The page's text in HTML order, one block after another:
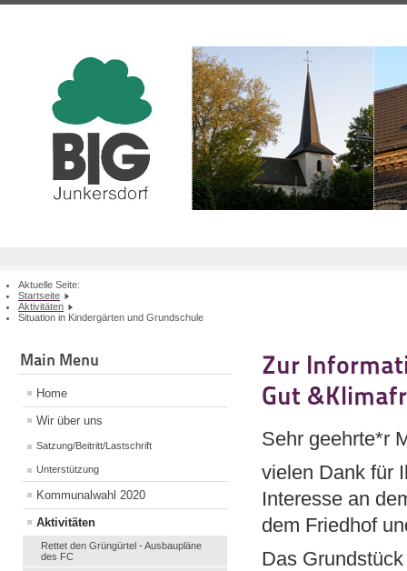
Aktuelle Seite:
Startseite
Aktivitäten
Situation in Kindergärten und Grundschule
Main Menu
Home
Wir über uns
Satzung/Beitritt/Lastschrift
Unterstützung
Kommunalwahl 2020
Aktivitäten
Rettet den Grüngürtel - Ausbaupläne
des FC
Zur
Gut
Sehr geehrte*r
vielen Dank für
Interesse an
dem Friedhof
Das